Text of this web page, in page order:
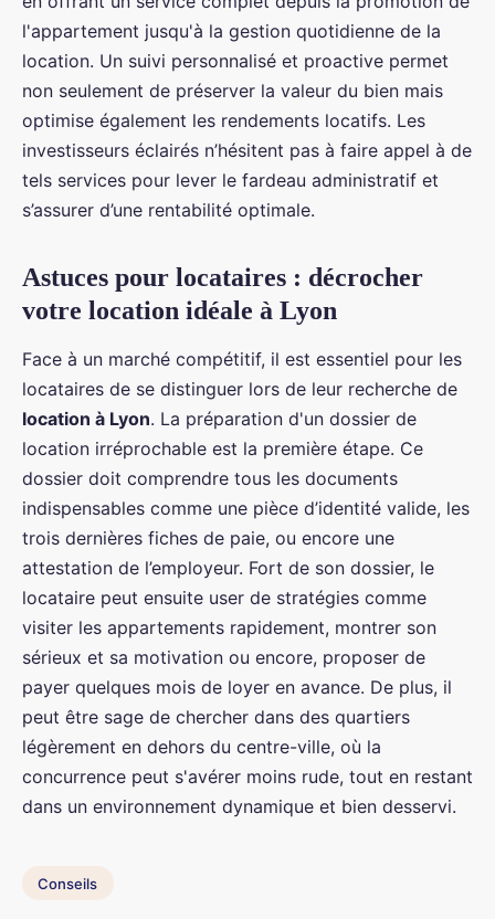
l'appartement jusqu'à la gestion quotidienne de la
location. Un suivi personnalisé et proactive permet
non seulement de préserver la valeur du bien mais
optimise également les rendements locatifs. Les
investisseurs éclairés n’hésitent pas à faire appel à de
tels services pour lever le fardeau administratif et
s’assurer d’une rentabilité optimale.
Astuces pour locataires : décrocher
votre location idéale à Lyon
Face à un marché compétitif, il est essentiel pour les
locataires de se distinguer lors de leur recherche de
location à Lyon. La préparation d'un dossier de
location irréprochable est la première étape. Ce
dossier doit comprendre tous les documents
indispensables comme une pièce d’identité valide, les
trois dernières fiches de paie, ou encore une
attestation de l’employeur. Fort de son dossier, le
locataire peut ensuite user de stratégies comme
visiter les appartements rapidement, montrer son
sérieux et sa motivation ou encore, proposer de
payer quelques mois de loyer en avance. De plus, il
peut être sage de chercher dans des quartiers
légèrement en dehors du centre-ville, où la
concurrence peut s'avérer moins rude, tout en restant
dans un environnement dynamique et bien desservi.
Conseils